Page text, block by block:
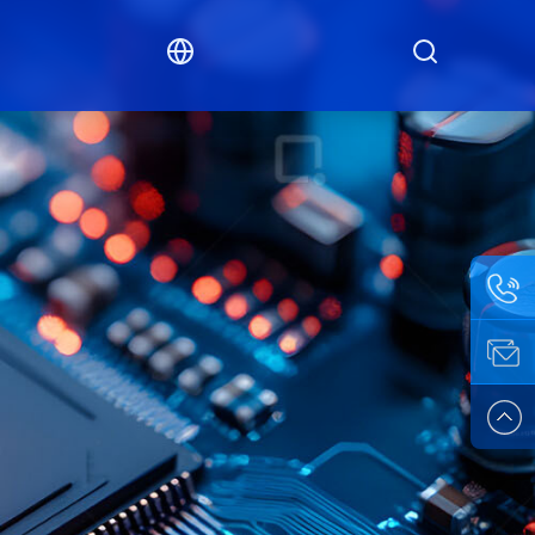
联络
人：
邮箱：